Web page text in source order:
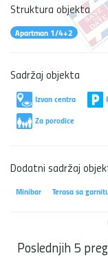
Struktura objekta
Apartman 1/4+2
Sadržaj objekta
Izvan centra
Za porodice
Dodatni sadržaj
Minibar Terasa sa
Poslednjih 5